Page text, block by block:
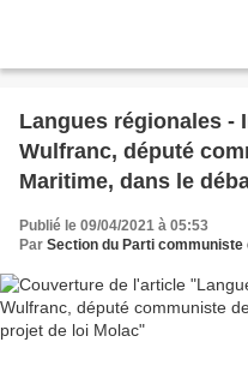
Langues régionales -
Wulfranc, député
Maritime, dans le
Publié le 09/04/2021 à 05:53
Par Section du Parti communiste